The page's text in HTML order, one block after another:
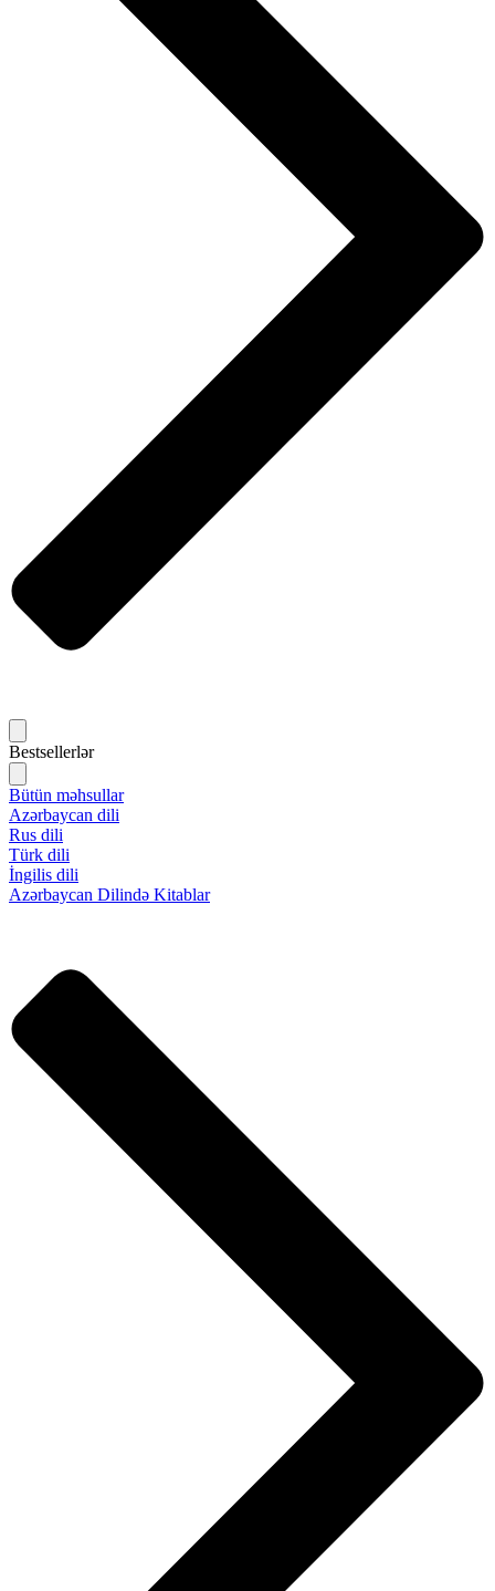
Bestsellerlər
Bütün məhsullar
Azərbaycan dili
Rus dili
Türk dili
İngilis dili
Azərbaycan Dilində Kitablar